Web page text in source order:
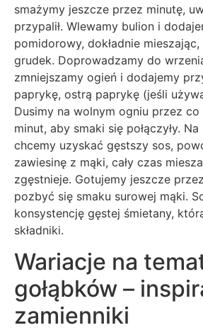
smażymy jeszcze przez minutę,
przypalił. Wlewamy bulion i
pomidorowy, dokładnie mieszając,
grudek. Doprowadzamy do
zmniejszamy ogień i dodajemy
paprykę, ostrą paprykę (jeśli
Dusimy na wolnym ogniu przez co
minut, aby smaki się połączyły.
chcemy uzyskać gęstszy sos,
zawiesinę z mąki, cały czas
zgęstnieje. Gotujemy jeszcze
pozbyć się smaku surowej mąki.
konsystencję gęstej śmietany,
składniki.
Wariacje na
gołąbków –
zamienniki